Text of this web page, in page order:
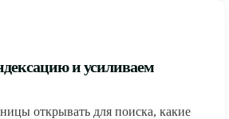
и усиливаем
открывать для поиска, какие